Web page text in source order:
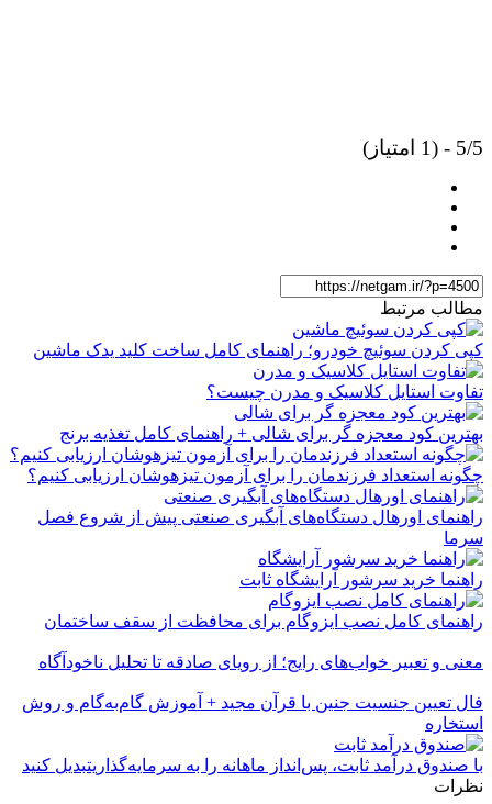
5/5 - (1 امتیاز)
مطالب مرتبط
کپی کردن سوئیچ خودرو؛ راهنمای کامل ساخت کلید یدک ماشین
تفاوت استایل کلاسیک و مدرن چیست؟
بهترین کود معجزه گر برای شالی + راهنمای کامل تغذیه برنج
چگونه استعداد فرزندمان را برای آزمون تیزهوشان ارزیابی کنیم؟
راهنمای اورهال دستگاه‌های آبگیری صنعتی پیش از شروع فصل
سرما
راهنما خرید سرشور آرایشگاه ثابت
راهنمای کامل نصب ایزوگام برای محافظت از سقف ساختمان
معنی و تعبیر خواب‌های رایج؛ از رویای صادقه تا تحلیل ناخودآگاه
فال تعیین جنسیت جنین با قرآن مجید + آموزش گام‌به‌گام و روش
استخاره
با صندوق درآمد ثابت، پس‌انداز ماهانه را به سرمایه‌گذاریتبدیل کنید
نظرات